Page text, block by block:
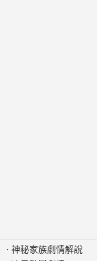
· 神秘家族劇情解說